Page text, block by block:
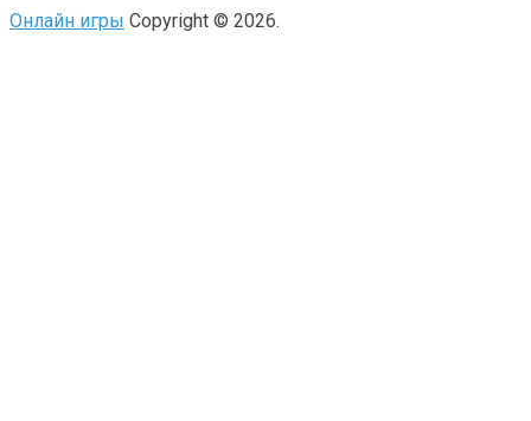
Онлайн игры Copyright © 2026.